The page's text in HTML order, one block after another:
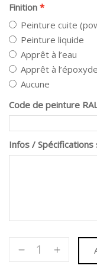
Finition
Peinture cuite
Peinture liquide
Apprêt à l’eau
Apprêt à l’époxyde
Aucune
Code de peinture
Infos /
quantité